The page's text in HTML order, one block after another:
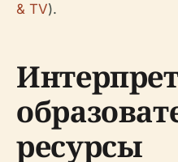
& TV).
ресурсы